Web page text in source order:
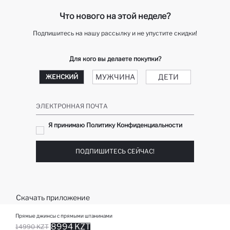
Прямые джинсы с прямыми штанинами
14990 KZT 8994 KZT
Что нового на этой неделе?
Подпишитесь на нашу рассылку и не упустите скидки!
Для кого вы делаете покупки?
ЖЕНСКИЙ МУЖЧИНА ДЕТИ
ЭЛЕКТРОННАЯ ПОЧТА
Я принимаю Политику Конфиденциальности
ПОДПИШИТЕСЬ СЕЙЧАС!
Скачать приложение